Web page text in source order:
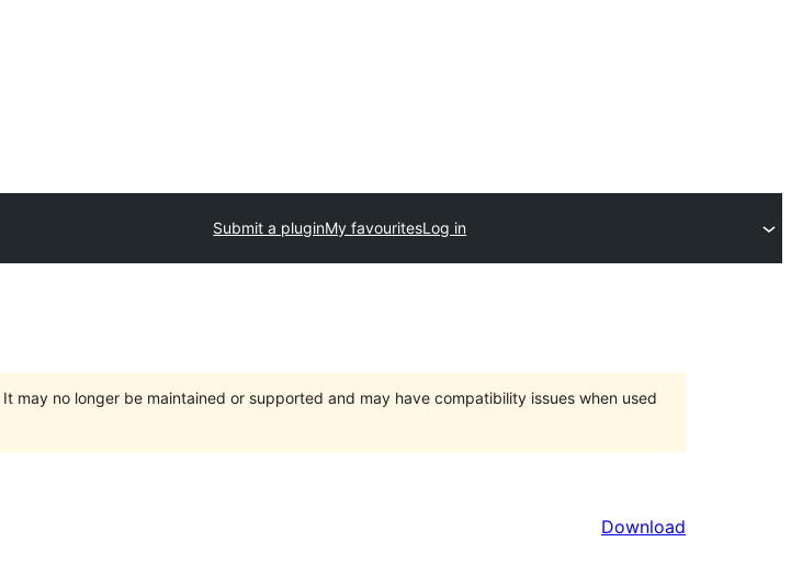
Submit a pluginMy favouritesLog in
It may no longer be maintained or supported and may have compatibility issues when used
Download